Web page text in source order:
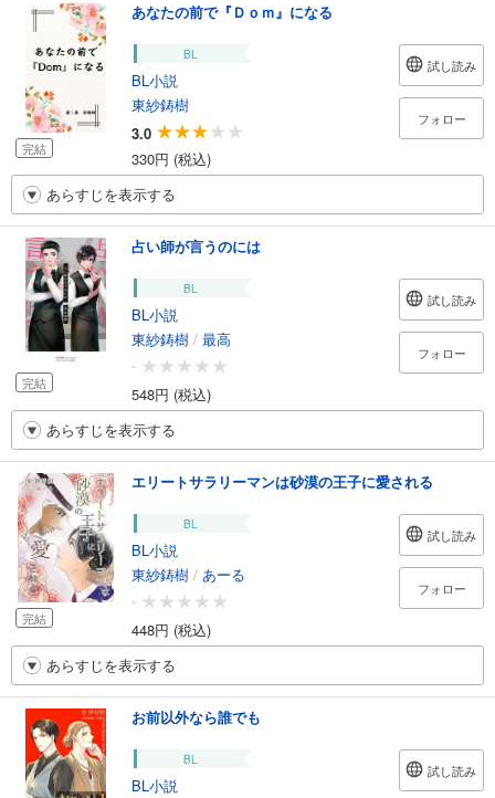
完結
あなたの前で『Ｄｏｍ』になる
BL
BL小説
東紗鋳樹
3.0
330円 (税込)
試し読み
フォロー
あらすじを表示する
完結
占い師が言うのには
BL
BL小説
東紗鋳樹 / 最高
-
548円 (税込)
試し読み
フォロー
あらすじを表示する
完結
エリートサラリーマンは砂漠の王子に愛される
BL
BL小説
東紗鋳樹 / あーる
-
448円 (税込)
試し読み
フォロー
あらすじを表示する
お前以外なら誰でも
BL
BL小説
試し読み